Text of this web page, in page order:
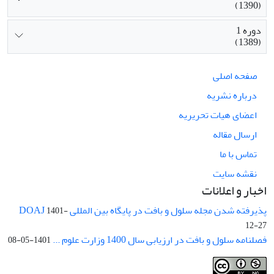
(1390)
دوره 1
(1389)
صفحه اصلی
درباره نشریه
اعضای هیات تحریریه
ارسال مقاله
تماس با ما
نقشه سایت
اخبار و اعلانات
پذیرفته شدن مجله سلول و بافت در پایگاه بین المللی DOAJ1401-
12-27
فصلنامه سلول و بافت در ارزیابی سال 1400 وزارت علوم ... 1401-05-08